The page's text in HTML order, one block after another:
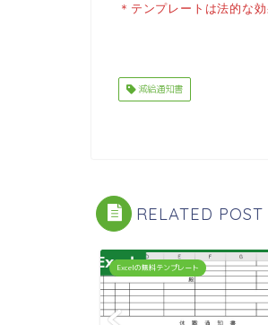
＊テンプレートは法的な
減給通知書
RELATED POST
Excelの無料テンプレート